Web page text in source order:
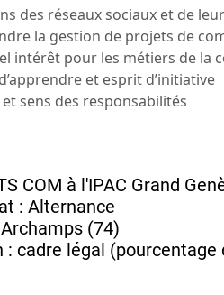
des réseaux sociaux et de
la gestion de projets de
intérêt pour les métiers de la
et esprit d’initiative
sens des responsabilités
COM à l'IPAC Grand
: Alternance
(74)
cadre légal (pourcentage